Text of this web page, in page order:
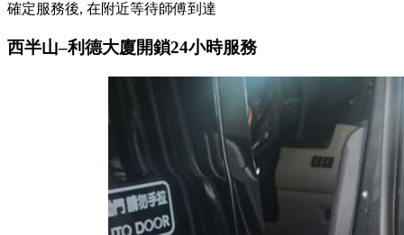
確定服務後, 在附近等待師傅到達
西半山–利德大廈開鎖24小時服務